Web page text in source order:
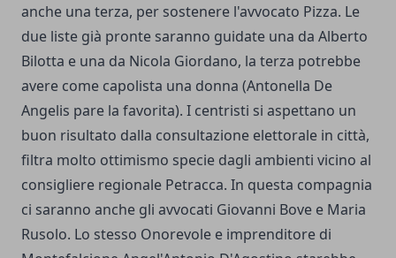
anche una terza, per sostenere l'avvocato Pizza. Le
due liste già pronte saranno guidate una da Alberto
Bilotta e una da Nicola Giordano, la terza potrebbe
avere come capolista una donna (Antonella De
Angelis pare la favorita). I centristi si aspettano un
buon risultato dalla consultazione elettorale in città,
filtra molto ottimismo specie dagli ambienti vicino al
consigliere regionale Petracca. In questa compagnia
ci saranno anche gli avvocati Giovanni Bove e Maria
Rusolo. Lo stesso Onorevole e imprenditore di